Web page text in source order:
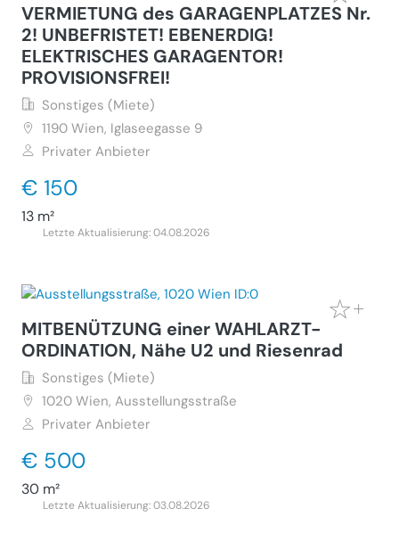
VERMIETUNG des GARAGENPLATZES Nr.
2! UNBEFRISTET! EBENERDIG!
ELEKTRISCHES GARAGENTOR!
PROVISIONSFREI!
Sonstiges (Miete)
1190 Wien, Iglaseegasse 9
Privater Anbieter
€ 150
13 m²
Letzte Aktualisierung: 04.08.2026
MITBENÜTZUNG einer WAHLARZT-
ORDINATION, Nähe U2 und Riesenrad
Sonstiges (Miete)
1020 Wien, Ausstellungsstraße
Privater Anbieter
€ 500
30 m²
Letzte Aktualisierung: 03.08.2026